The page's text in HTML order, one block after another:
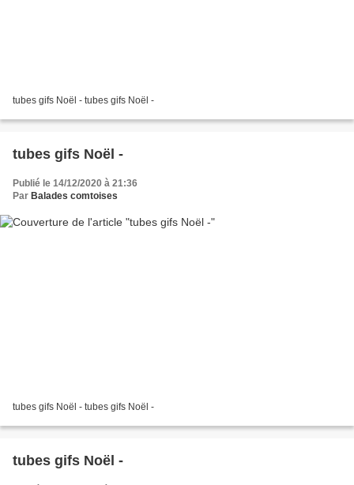
tubes gifs Noël - tubes gifs Noël -
tubes gifs Noël -
Publié le 14/12/2020 à 21:36
Par Balades comtoises
tubes gifs Noël - tubes gifs Noël -
tubes gifs Noël -